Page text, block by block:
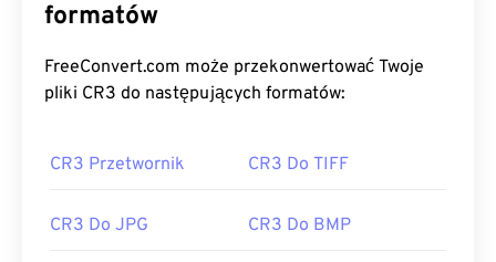
formatów
FreeConvert.com może przekonwertować Twoje
pliki CR3 do następujących formatów:
CR3 Przetwornik CR3 Do TIFF
CR3 Do JPG CR3 Do BMP